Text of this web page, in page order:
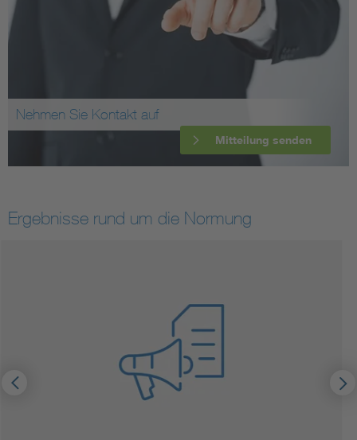
Nehmen Sie Kontakt auf
Mitteilung senden
Ergebnisse rund um die Normung